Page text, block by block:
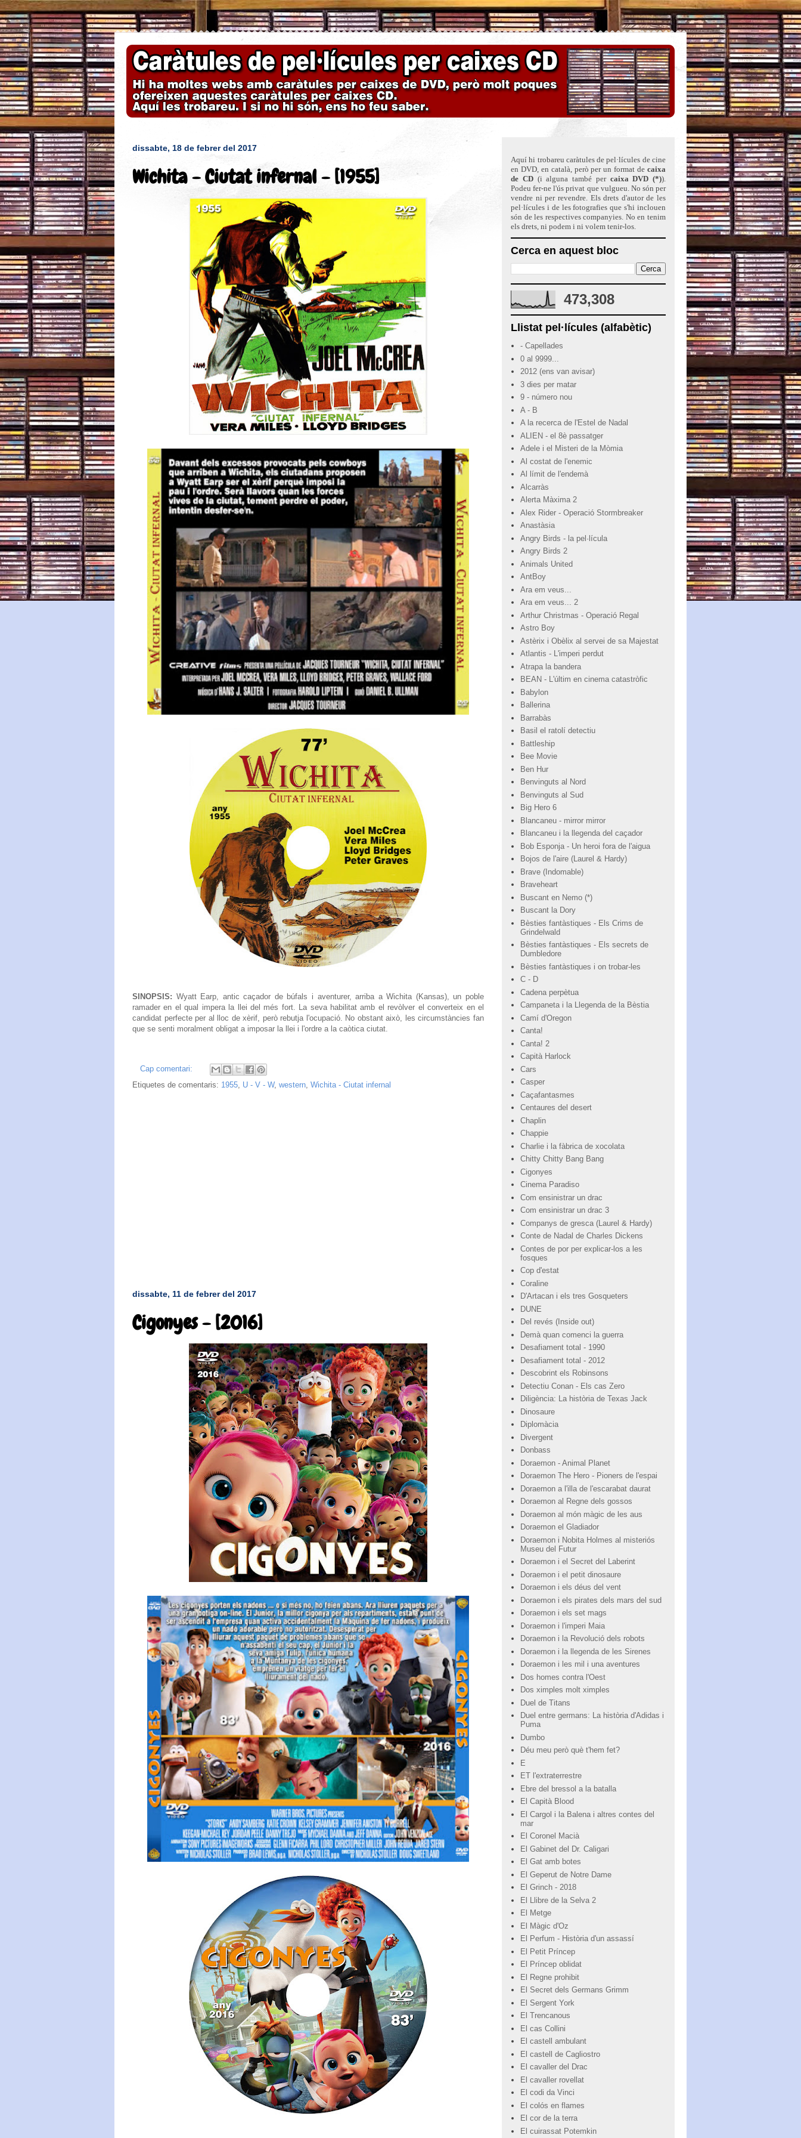
dissabte, 18 de febrer del 2017
Wichita - Ciutat infernal - [1955]
SINOPSIS: Wyatt Earp, antic caçador de búfals i aventurer, arriba a Wichita (Kansas), un poble
ramader en el qual impera la llei del més fort. La seva habilitat amb el revòlver el converteix en el
candidat perfecte per al lloc de xèrif, però rebutja l'ocupació. No obstant això, les circumstàncies fan
que se senti moralment obligat a imposar la llei i l'ordre a la caòtica ciutat.
Cap comentari:
Etiquetes de comentaris: 1955, U - V - W, western, Wichita - Ciutat infernal
dissabte, 11 de febrer del 2017
Cigonyes - [2016]
Aquí hi trobareu caràtules de pel·lícules de cine
en DVD, en català, però per un format de caixa
de CD(i alguna també per caixa DVD (*)).
Podeu fer-ne l'ús privat que vulgueu. No són per
vendre ni per revendre. Els drets d'autor de les
pel·lícules i de les fotografies que s'hi inclouen
són de les respectives companyies. No en tenim
els drets, ni podem i ni volem tenir-los.
Cerca en aquest bloc
473,308
Llistat pel·lícules (alfabètic)
- Capellades
0 al 9999...
2012 (ens van avisar)
3 dies per matar
9 - número nou
A - B
A la recerca de l'Estel de Nadal
ALIEN - el 8è passatger
Adele i el Misteri de la Mòmia
Al costat de l'enemic
Al límit de l'endemà
Alcarràs
Alerta Màxima 2
Alex Rider - Operació Stormbreaker
Anastàsia
Angry Birds - la pel·lícula
Angry Birds 2
Animals United
AntBoy
Ara em veus...
Ara em veus... 2
Arthur Christmas - Operació Regal
Astro Boy
Astèrix i Obèlix al servei de sa Majestat
Atlantis - L'imperi perdut
Atrapa la bandera
BEAN - L'últim en cinema catastròfic
Babylon
Ballerina
Barrabàs
Basil el ratolí detectiu
Battleship
Bee Movie
Ben Hur
Benvinguts al Nord
Benvinguts al Sud
Big Hero 6
Blancaneu - mirror mirror
Blancaneu i la llegenda del caçador
Bob Esponja - Un heroi fora de l'aigua
Bojos de l'aire (Laurel & Hardy)
Brave (Indomable)
Braveheart
Buscant en Nemo (*)
Buscant la Dory
Bèsties fantàstiques - Els Crims de
Grindelwald
Bèsties fantàstiques - Els secrets de
Dumbledore
Bèsties fantàstiques i on trobar-les
C - D
Cadena perpètua
Campaneta i la Llegenda de la Bèstia
Camí d'Oregon
Canta!
Canta! 2
Capità Harlock
Cars
Casper
Caçafantasmes
Centaures del desert
Chaplin
Chappie
Charlie i la fàbrica de xocolata
Chitty Chitty Bang Bang
Cigonyes
Cinema Paradiso
Com ensinistrar un drac
Com ensinistrar un drac 3
Companys de gresca (Laurel & Hardy)
Conte de Nadal de Charles Dickens
Contes de por per explicar-los a les
fosques
Cop d'estat
Coraline
D'Artacan i els tres Gosqueters
DUNE
Del revés (Inside out)
Demà quan comenci la guerra
Desafiament total - 1990
Desafiament total - 2012
Descobrint els Robinsons
Detectiu Conan - Els cas Zero
Diligència: La història de Texas Jack
Dinosaure
Diplomàcia
Divergent
Donbass
Doraemon - Animal Planet
Doraemon The Hero - Pioners de l'espai
Doraemon a l'illa de l'escarabat daurat
Doraemon al Regne dels gossos
Doraemon al món màgic de les aus
Doraemon el Gladiador
Doraemon i Nobita Holmes al misteriós
Museu del Futur
Doraemon i el Secret del Laberint
Doraemon i el petit dinosaure
Doraemon i els déus del vent
Doraemon i els pirates dels mars del sud
Doraemon i els set mags
Doraemon i l'imperi Maia
Doraemon i la Revolució dels robots
Doraemon i la llegenda de les Sirenes
Doraemon i les mil i una aventures
Dos homes contra l'Oest
Dos ximples molt ximples
Duel de Titans
Duel entre germans: La història d'Adidas i
Puma
Dumbo
Déu meu però què t'hem fet?
E
ET l'extraterrestre
Ebre del bressol a la batalla
El Capità Blood
El Cargol i la Balena i altres contes del
mar
El Coronel Macià
El Gabinet del Dr. Caligari
El Gat amb botes
El Geperut de Notre Dame
El Grinch - 2018
El Llibre de la Selva 2
El Metge
El Màgic d'Oz
El Perfum - Història d'un assassí
El Petit Príncep
El Príncep oblidat
El Regne prohibit
El Secret dels Germans Grimm
El Sergent York
El Trencanous
El cas Collini
El castell ambulant
El castell de Cagliostro
El cavaller del Drac
El cavaller rovellat
El codi da Vinci
El colós en flames
El cor de la terra
El cuirassat Potemkin